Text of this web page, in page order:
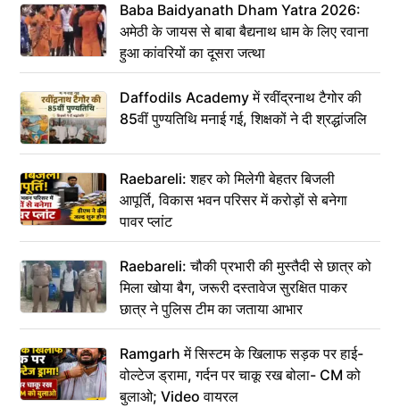
Baba Baidyanath Dham Yatra 2026:
अमेठी के जायस से बाबा बैद्यनाथ धाम के लिए रवाना
हुआ कांवरियों का दूसरा जत्था
Daffodils Academy में रवींद्रनाथ टैगोर की
85वीं पुण्यतिथि मनाई गई, शिक्षकों ने दी श्रद्धांजलि
Raebareli: शहर को मिलेगी बेहतर बिजली
आपूर्ति, विकास भवन परिसर में करोड़ों से बनेगा
पावर प्लांट
Raebareli: चौकी प्रभारी की मुस्तैदी से छात्र को
मिला खोया बैग, जरूरी दस्तावेज सुरक्षित पाकर
छात्र ने पुलिस टीम का जताया आभार
Ramgarh में सिस्टम के खिलाफ सड़क पर हाई-
वोल्टेज ड्रामा, गर्दन पर चाकू रख बोला- CM को
बुलाओ; Video वायरल